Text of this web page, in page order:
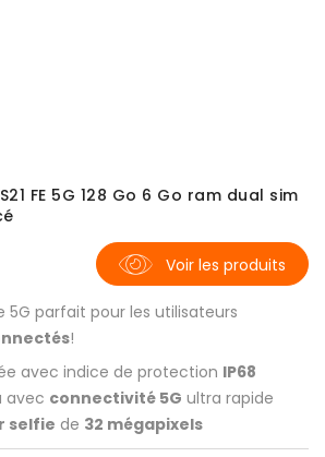
FE 5G 128 Go 6 Go ram dual sim
5G parfait pour les utilisateurs
!
Voir les produits
avec indice de protection IP68
avec connectivité 5G ultra rapide
selfie de 32 mégapixels